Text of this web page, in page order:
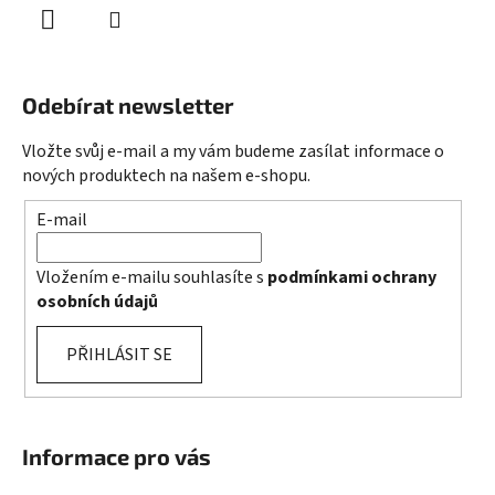
Odebírat newsletter
Vložte svůj e-mail a my vám budeme zasílat informace o
nových produktech na našem e-shopu.
E-mail
Vložením e-mailu souhlasíte s podmínkami ochrany
osobních údajů
PŘIHLÁSIT SE
Informace pro vás